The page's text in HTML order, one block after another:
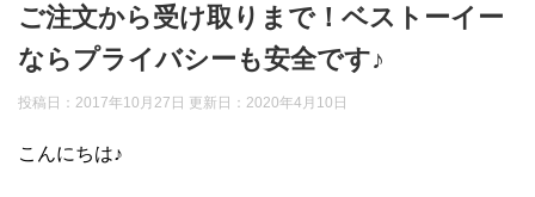
ご注文から受け取りまで！ベストーイー
ならプライバシーも安全です♪
投稿日：2017年10月27日 更新日： 2020年4月10日
こんにちは♪